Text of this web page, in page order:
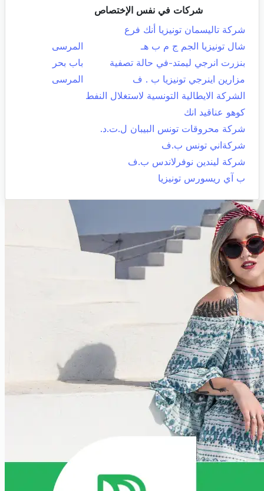
شركات في نفس الإختصاص
شركة تاليسمان تونيزيا أنك فرع
شال تونيزيا الجم ج م ب هـ
المرسى
بنزرت انرجي ليمتد-في حالة تصفية
باب بحر
مزارين اينرجي تونيزيا ب . ف
المرسى
الشركة الايطالية التونسية لاستغلال النفط
كوهو عناقيد انك
شركة محروقات تونس البيبان ل.ت.د.
شركةاني تونس ب.ف
شركة ليندين نوفرلاندس ب.ف
ب آي ريسورس تونيزيا